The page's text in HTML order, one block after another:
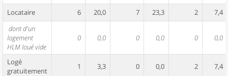
Locataire
6 20,0 7 23,3 2
7,4
dont d'un
logement
HLM loué vide
0 0,0 0 0,0 0 0,0
Logé
gratuitement
1 3,3 0 0,0 2 7,4